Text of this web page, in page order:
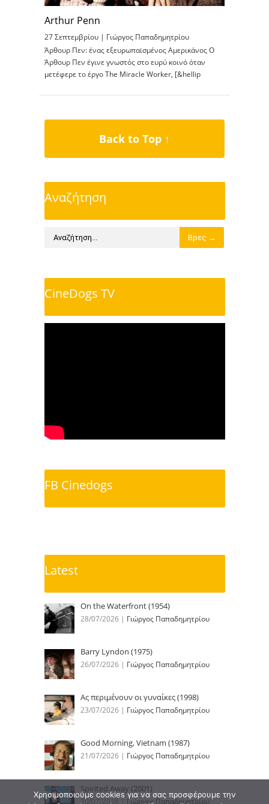
Arthur Penn
27 Σεπτεμβρίου | Γιώργος Παπαδημητρίου
Άρθουρ Πεν: ένας εξευρωπαϊσμένος Αμερικάνος Ο
Άρθουρ Πεν έγινε γνωστός στο ευρύ κοινό όταν
μετέφερε το έργο The Miracle Worker, [&hellip
Back to Top ↑
Αναζήτηση
CineDogs TV
FB Cinedogs
Latest
On the Waterfront (1954)
28/07/2026 | Γιώργος Παπαδημητρίου
Barry Lyndon (1975)
26/07/2026 | Γιώργος Παπαδημητρίου
Ας περιμένουν οι γυναίκες (1998)
23/07/2026 | Γιώργος Παπαδημητρίου
Good Morning, Vietnam (1987)
21/07/2026 | Γιώργος Παπαδημητρίου
Spirited Away (2001)
20/07/2026 | Γιώργος Παπαδημητρίου
Χρησιμοποιούμε cookies για να σας προσφέρουμε την